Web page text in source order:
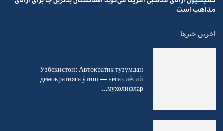
مذاهب است
اخرین خبرها
Ўзбекистон: Автократик тузумдан
демократияга ўтиш — нега сиёсий
мухолифлар...